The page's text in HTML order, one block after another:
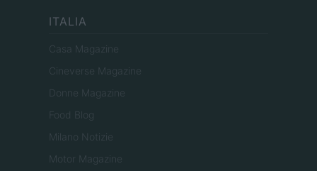
ITALIA
Casa Magazine
Cineverse Magazine
Donne Magazine
Food Blog
Milano Notizie
Motor Magazine